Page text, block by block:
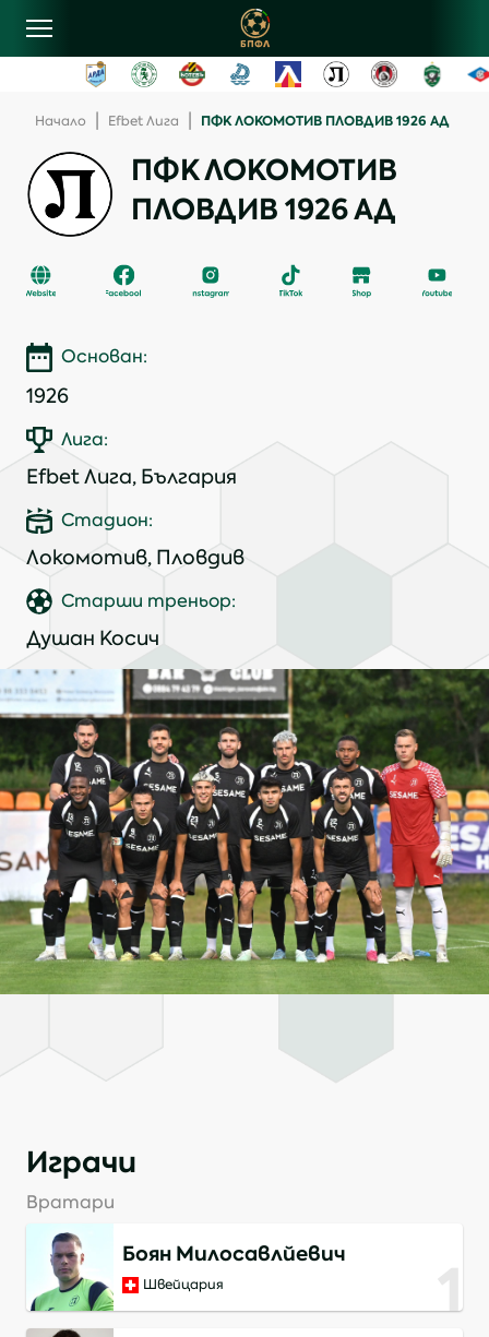
Начало efbet Лига ПФК ЛОКОМОТИВ ПЛОВДИВ 1926 АД
ПФК ЛОКОМОТИВ
ПЛОВДИВ 1926 АД
Основан:
1926
Лига:
Еfbet Лига, България
Стадион:
Локомотив, Пловдив
Старши треньор:
Душан Косич
Играчи
Вратари
Боян Милосавлйевич
Швейцария 1